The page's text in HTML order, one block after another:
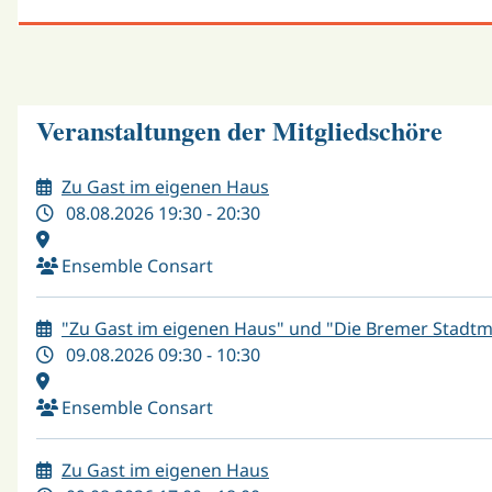
Veranstaltungen der Mitgliedschöre
Zu Gast im eigenen Haus
08.08.2026 19:30 - 20:30
Ensemble Consart
"Zu Gast im eigenen Haus" und "Die Bremer
09.08.2026 09:30 - 10:30
Ensemble Consart
Zu Gast im eigenen Haus